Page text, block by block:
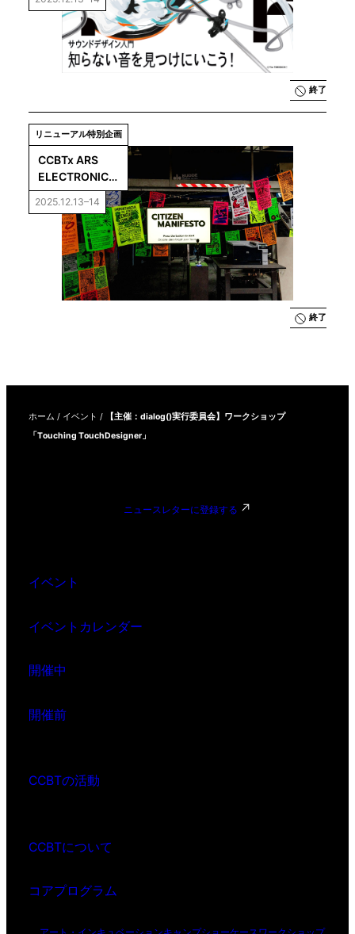
ない音を見つけ
にいこう！」
終了
リニューアル特別企画
CCBTx ARS
ELECTRONICA
Art for
Participation
“Citizen
Manifesto”
2025.12.13–14
終了
ホーム / イベント /
【主催：dialog()実行委員会】ワークショップ
「Touching TouchDesigner」
ニュースレターに登録する
イベント
イベントカレンダー
開催中
開催前
CCBTの活動
CCBTについて
コアプログラム